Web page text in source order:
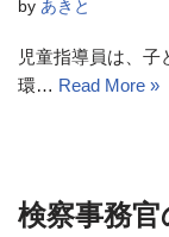
by あきと
児童指導員は、
環… Read More »
検察事務